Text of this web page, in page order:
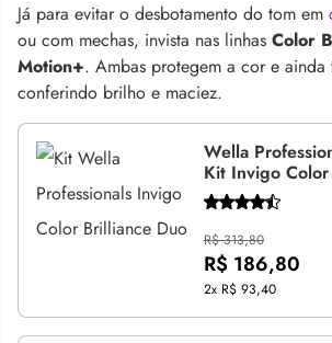
Já para evitar o desbotamento do tom em
ou com mechas, invista nas linhas Color
Motion+. Ambas protegem a cor e ainda
conferindo brilho e maciez.
Wella
Kit Invigo
R$ 313,80
R$ 186,80
2x R$ 93,40